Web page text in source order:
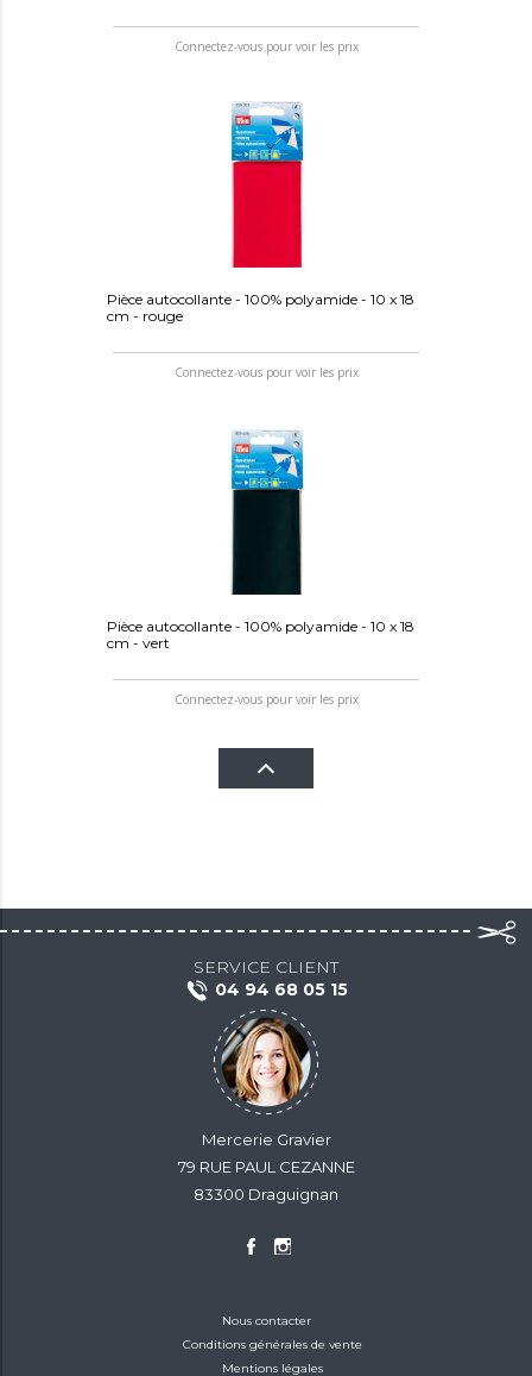
Connectez-vous pour voir les prix
Pièce autocollante - 100% polyamide - 10 x 18
cm - rouge
Connectez-vous pour voir les prix
Pièce autocollante - 100% polyamide - 10 x 18
cm - vert
Connectez-vous pour voir les prix
SERVICE CLIENT
04 94 68 05 15
Mercerie Gravier
79 RUE PAUL CEZANNE
83300 Draguignan
Nous contacter
Conditions générales de vente
Mentions légales